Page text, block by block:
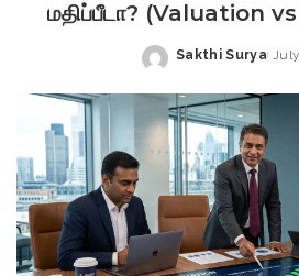
மதிப்பீடா? (Valuation
Posted
Sakthi Surya